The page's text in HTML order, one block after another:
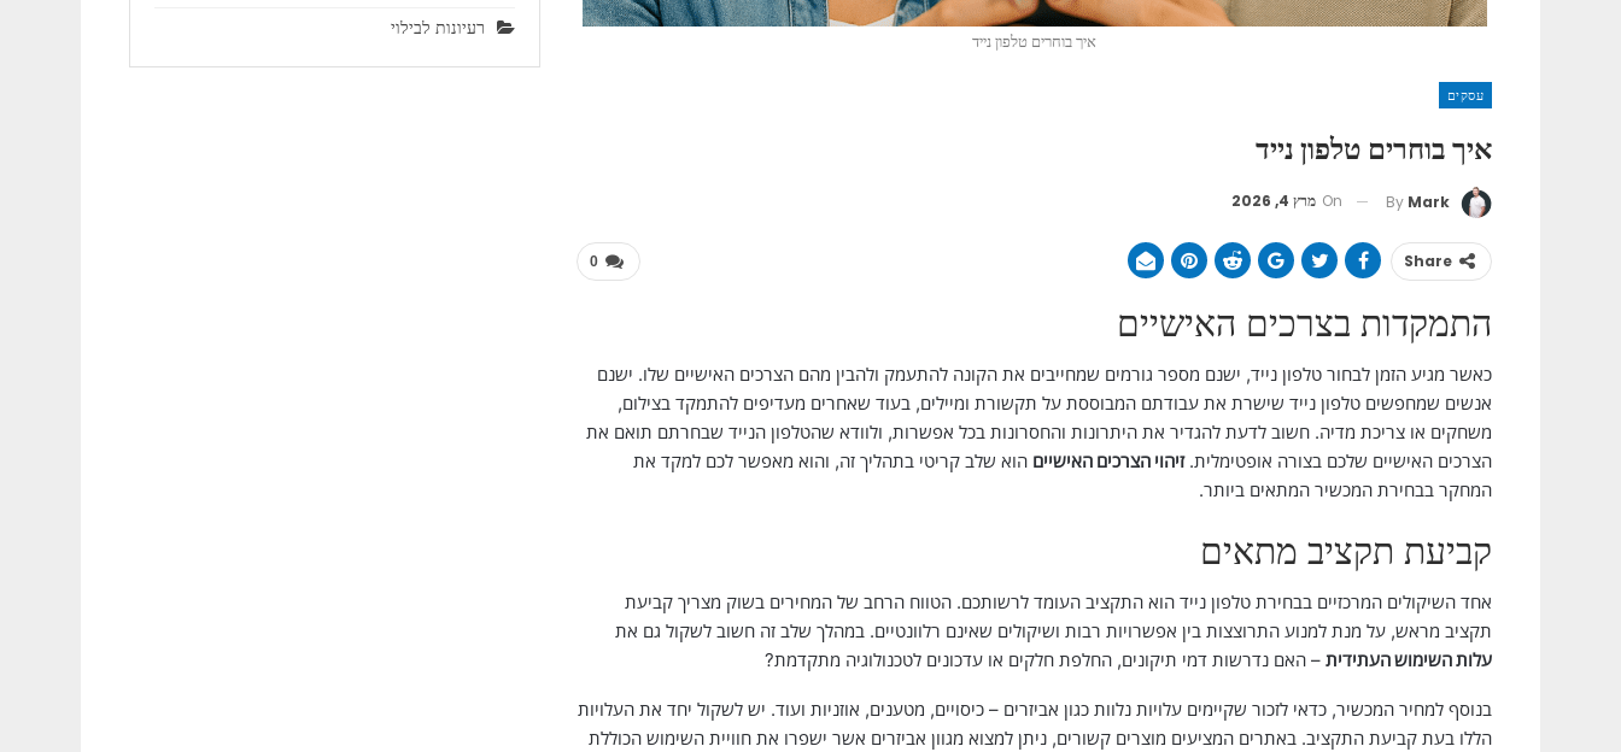
איך בוחרים טלפון נייד
עסקים
איך בוחרים טלפון נייד
By Mark
On מרץ 4, 2026
0 Share
התמקדות בצרכים האישיים
כאשר מגיע הזמן לבחור טלפון נייד, ישנם מספר גורמים שמחייבים את הקונה להתעמק ולהבין מהם הצרכים האישיים שלו. ישנם
אנשים שמחפשים טלפון נייד שישרת את עבודתם המבוססת על תקשורת ומיילים, בעוד שאחרים מעדיפים להתמקד בצילום,
משחקים או צריכת מדיה. חשוב לדעת להגדיר את היתרונות והחסרונות בכל אפשרות, ולוודא שהטלפון הנייד שבחרתם תואם את
הצרכים האישיים שלכם בצורה אופטימלית.זיהוי הצרכים האישיים הוא שלב קריטי בתהליך זה, והוא מאפשר לכם למקד את
המחקר בבחירת המכשיר המתאים ביותר.
קביעת תקציב מתאים
אחד השיקולים המרכזיים בבחירת טלפון נייד הוא התקציב העומד לרשותכם. הטווח הרחב של המחירים בשוק מצריך קביעת
תקציב מראש, על מנת למנוע התרוצצות בין אפשרויות רבות ושיקולים שאינם רלוונטיים. במהלך שלב זה חשוב לשקול גם את
עלות השימוש העתידית – האם נדרשות דמי תיקונים, החלפת חלקים או עדכונים לטכנולוגיה מתקדמת?
בנוסף למחיר המכשיר, כדאי לזכור שקיימים עלויות נלוות כגון אביזרים – כיסויים, מטענים, אוזניות ועוד. יש לשקול יחד את העלויות
הללו בעת קביעת התקציב. באתרים המציעים מוצרים קשורים, ניתן למצוא מגוון אביזרים אשר ישפרו את חוויית השימוש הכוללת
רעיונות לבילוי